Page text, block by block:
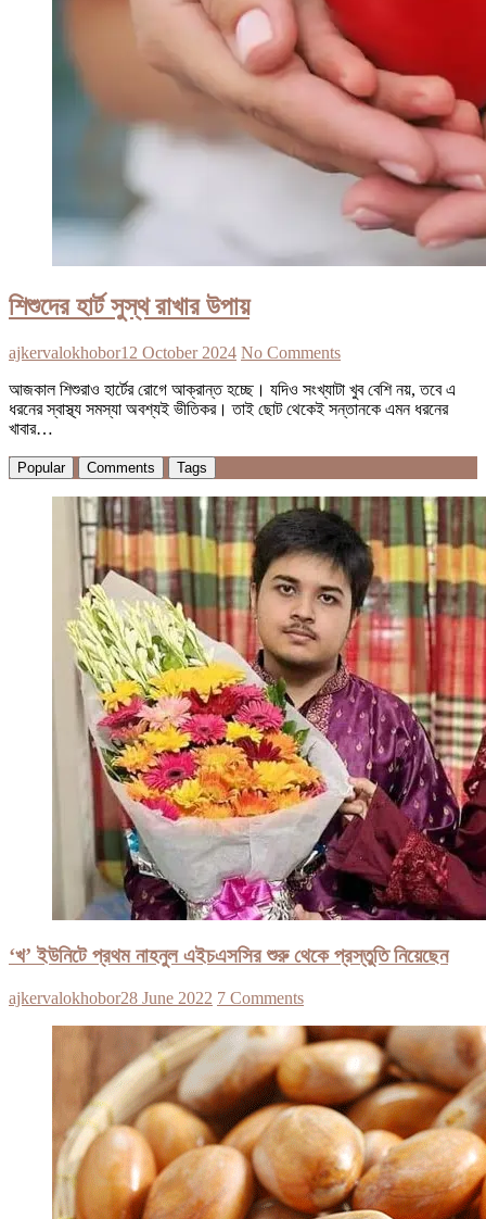
শিশুদের হার্ট সুস্থ রাখার উপায়
ajkervalokhobor12 October 2024 No Comments
আজকাল শিশুরাও হার্টের রোগে আক্রান্ত হচ্ছে। যদিও সংখ্যাটা খুব বেশি নয়, তবে এ
ধরনের স্বাস্থ্য সমস্যা অবশ্যই ভীতিকর। তাই ছোট থেকেই সন্তানকে এমন ধরনের
খাবার…
Popular Comments Tags
‘খ’ ইউনিটে প্রথম নাহনুল এইচএসসির শুরু থেকে প্রস্তুতি নিয়েছেন
ajkervalokhobor28 June 2022 7 Comments